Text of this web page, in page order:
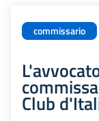
commissario
Club